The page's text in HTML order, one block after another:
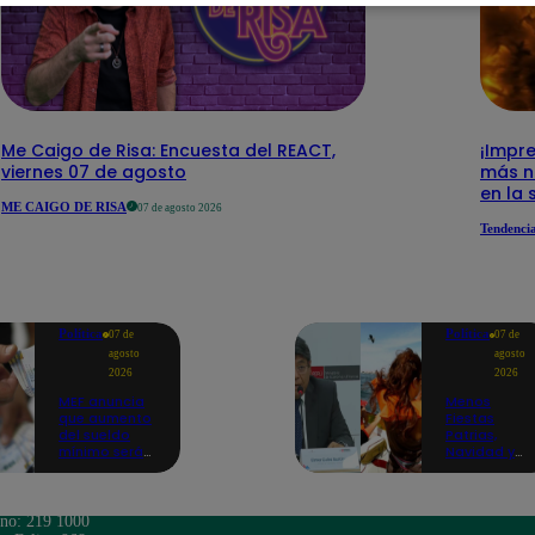
Me Caigo de Risa: Encuesta del REACT,
viernes 07 de agosto
ME CAIGO DE RISA 07 de agosto 2026
más
en la
Política
07 de
agosto
2026
MEF anuncia
que aumento
del sueldo
mínimo será
posiblemente,
Política 07 de
agosto
2026
Menos
Fiestas
Patrias,
Navidad y
anuncia que
219 1000